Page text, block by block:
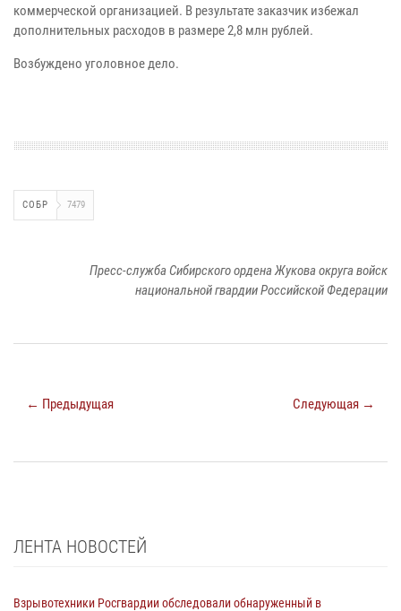
коммерческой организацией. В результате заказчик избежал
дополнительных расходов в размере 2,8 млн рублей.
Возбуждено уголовное дело.
СОБР 7479
Пресс-служба Сибирского ордена Жукова округа войск
национальной гвардии Российской Федерации
← Предыдущая Следующая →
ЛЕНТА НОВОСТЕЙ
Взрывотехники Росгвардии обследовали обнаруженный в